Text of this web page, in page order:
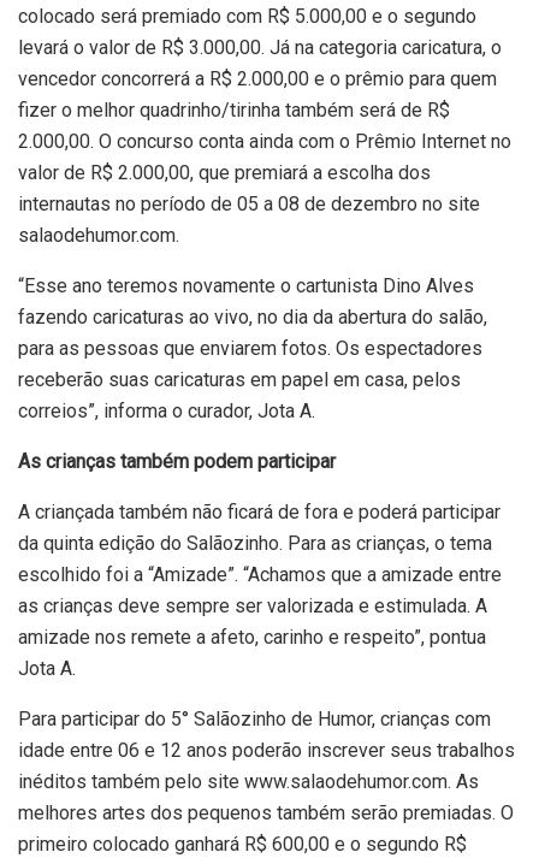
colocado será premiado com R$ 5.000,00 e o segundo
levará o valor de R$ 3.000,00. Já na categoria caricatura, o
vencedor concorrerá a R$ 2.000,00 e o prêmio para quem
fizer o melhor quadrinho/tirinha também será de R$
2.000,00. O concurso conta ainda com o Prêmio Internet no
valor de R$ 2.000,00, que premiará a escolha dos
internautas no período de 05 a 08 de dezembro no site
salaodehumor.com.
“Esse ano teremos novamente o cartunista Dino Alves
fazendo caricaturas ao vivo, no dia da abertura do salão,
para as pessoas que enviarem fotos. Os espectadores
receberão suas caricaturas em papel em casa, pelos
correios”, informa o curador, Jota A.
As crianças também podem participar
A criançada também não ficará de fora e poderá participar
da quinta edição do Salãozinho. Para as crianças, o tema
escolhido foi a “Amizade”. “Achamos que a amizade entre
as crianças deve sempre ser valorizada e estimulada. A
amizade nos remete a afeto, carinho e respeito”, pontua
Jota A.
Para participar do 5° Salãozinho de Humor, crianças com
idade entre 06 e 12 anos poderão inscrever seus trabalhos
inéditos também pelo site www.salaodehumor.com. As
melhores artes dos pequenos também serão premiadas. O
primeiro colocado ganhará R$ 600,00 e o segundo R$